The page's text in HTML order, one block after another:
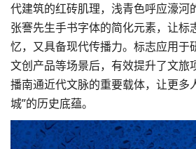
代建筑的红砖肌理，浅青色呼应濠河
张謇先生手书字体的简化元素，让标
忆，又具备现代传播力。标志应用于
文创产品等场景后，有效提升了文旅
播南通近代文脉的重要载体，让更多
城”的历史底蕴。